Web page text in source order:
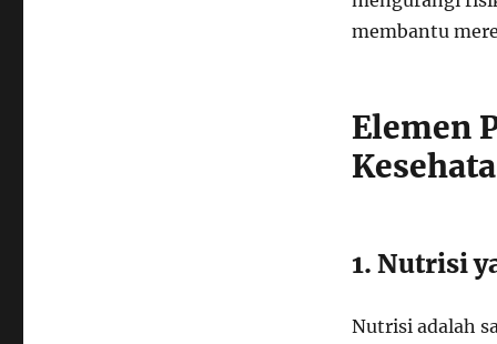
membantu
Elemen
1. Nutrisi
Nutrisi adalah